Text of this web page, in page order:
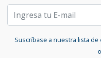
Suscríbase a nuestra lista